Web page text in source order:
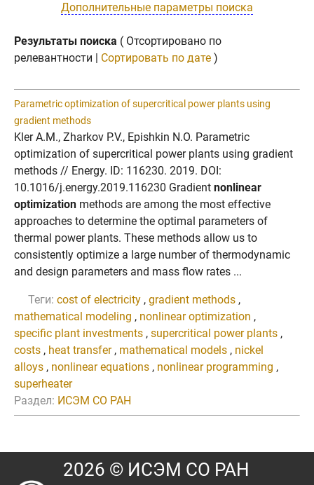
Дополнительные параметры поиска
Результаты поиска ( Отсортировано по
релевантности | Сортировать по дате )
Parametric optimization of supercritical power plants using
gradient methods
Kler A.M., Zharkov P.V., Epishkin N.O. Parametric
optimization of supercritical power plants using gradient
methods // Energy. ID: 116230. 2019. DOI:
10.1016/j.energy.2019.116230 Gradient nonlinear
optimization methods are among the most effective
approaches to determine the optimal parameters of
thermal power plants. These methods allow us to
consistently optimize a large number of thermodynamic
and design parameters and mass flow rates ...
Теги: cost of electricity , gradient methods ,
mathematical modeling , nonlinear optimization ,
specific plant investments , supercritical power plants ,
costs , heat transfer, mathematical models , nickel
alloys , nonlinear equations , nonlinear programming ,
superheater
Раздел: ИСЭМ СО РАН
2026 © ИСЭМ СО РАН